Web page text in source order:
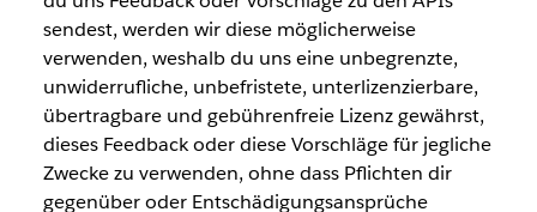
sendest, werden wir diese möglicherweise
verwenden, weshalb du uns eine unbegrenzte,
unwiderrufliche, unbefristete, unterlizenzierbare,
übertragbare und gebührenfreie Lizenz gewährst,
dieses Feedback oder diese Vorschläge für jegliche
Zwecke zu verwenden, ohne dass Pflichten dir
gegenüber oder Entschädigungsansprüche